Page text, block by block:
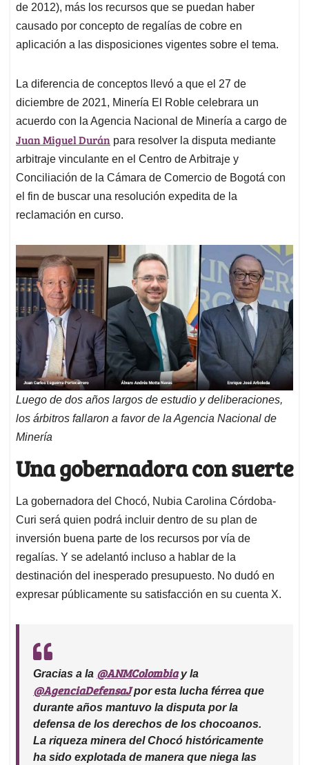
de 2012), más los recursos que se puedan haber
causado por concepto de regalías de cobre en
aplicación a las disposiciones vigentes sobre el tema.
La diferencia de conceptos llevó a que el 27 de
diciembre de 2021, Minería El Roble celebrara un
acuerdo con la Agencia Nacional de Minería a cargo de
Juan Miguel Durán para resolver la disputa mediante
arbitraje vinculante en el Centro de Arbitraje y
Conciliación de la Cámara de Comercio de Bogotá con
el fin de buscar una resolución expedita de la
reclamación en curso.
Luego de dos años largos de estudio y deliberaciones,
los árbitros fallaron a favor de la Agencia Nacional de
Minería
Una gobernadora con suerte
La gobernadora del Chocó, Nubia Carolina Córdoba-
Curi será quien podrá incluir dentro de su plan de
inversión buena parte de los recursos por vía de
regalías. Y se adelantó incluso a hablar de la
destinación del inesperado presupuesto. No dudó en
expresar públicamente su satisfacción en su cuenta X.
Gracias a la @ANMColombiay la
@AgenciaDefensaJpor esta lucha férrea que
durante años mantuvo la disputa por la
defensa de los derechos de los chocoanos.
La riqueza minera del Chocó históricamente
ha sido explotada de manera que niega las